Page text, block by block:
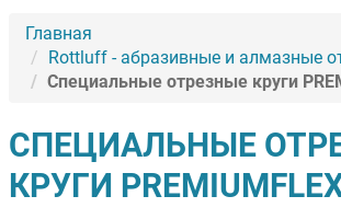
Главная
Rottluff - абразивные и алмазные
Специальные отрезные круги
СПЕЦИАЛЬНЫЕ
КРУГИ